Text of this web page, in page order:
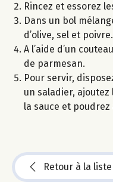
Rincez et essorez
Dans un bol
d’olive, sel et poivre.
A l’aide d’un
de parmesan.
Pour servir,
un saladier,
la sauce et
Retour à la liste